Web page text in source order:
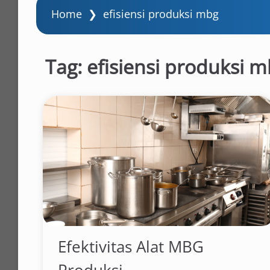
Home ❯ efisiensi produksi mbg
Tag: efisiensi produksi
Efektivitas Alat MBG